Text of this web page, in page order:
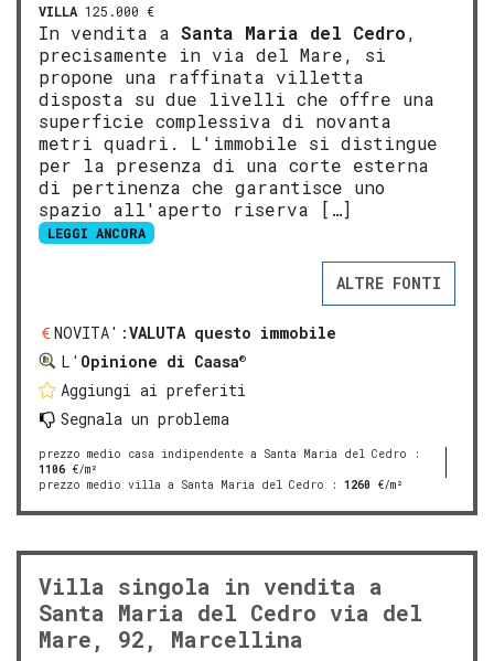
VILLA 125.000 €
In vendita a Santa Maria del Cedro,
precisamente in via del Mare, si
propone una raffinata villetta
disposta su due livelli che offre una
superficie complessiva di novanta
metri quadri. L'immobile si distingue
per la presenza di una corte esterna
di pertinenza che garantisce uno
spazio all'aperto riserva […]
LEGGI ANCORA
ALTRE FONTI
NOVITA':VALUTA questo immobile
L' Opinione di Caasa®
Aggiungi ai preferiti
Segnala un problema
prezzo medio casa indipendente a Santa Maria del Cedro :
1106 €/m²
prezzo medio villa a Santa Maria del Cedro : 1260 €/m²
Villa singola in vendita a
Santa Maria del Cedro via del
Mare, 92, Marcellina